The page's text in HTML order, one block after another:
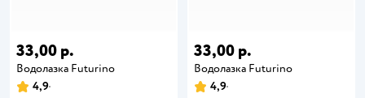
33,00 р.
Водолазка Futurino
4,9
33,00 р.
Водолазка Futurino
4,9